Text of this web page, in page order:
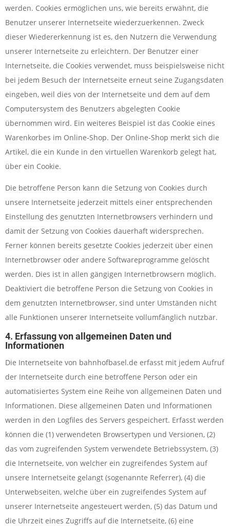
werden. Cookies ermöglichen uns, wie bereits erwähnt, die
Benutzer unserer Internetseite wiederzuerkennen. Zweck
dieser Wiedererkennung ist es, den Nutzern die Verwendung
unserer Internetseite zu erleichtern. Der Benutzer einer
Internetseite, die Cookies verwendet, muss beispielsweise nicht
bei jedem Besuch der Internetseite erneut seine Zugangsdaten
eingeben, weil dies von der Internetseite und dem auf dem
Computersystem des Benutzers abgelegten Cookie
übernommen wird. Ein weiteres Beispiel ist das Cookie eines
Warenkorbes im Online-Shop. Der Online-Shop merkt sich die
Artikel, die ein Kunde in den virtuellen Warenkorb gelegt hat,
über ein Cookie.
Die betroffene Person kann die Setzung von Cookies durch
unsere Internetseite jederzeit mittels einer entsprechenden
Einstellung des genutzten Internetbrowsers verhindern und
damit der Setzung von Cookies dauerhaft widersprechen.
Ferner können bereits gesetzte Cookies jederzeit über einen
Internetbrowser oder andere Softwareprogramme gelöscht
werden. Dies ist in allen gängigen Internetbrowsern möglich.
Deaktiviert die betroffene Person die Setzung von Cookies in
dem genutzten Internetbrowser, sind unter Umständen nicht
alle Funktionen unserer Internetseite vollumfänglich nutzbar.
4. Erfassung von allgemeinen Daten und
Informationen
Die Internetseite von bahnhofbasel.de erfasst mit jedem Aufruf
der Internetseite durch eine betroffene Person oder ein
automatisiertes System eine Reihe von allgemeinen Daten und
Informationen. Diese allgemeinen Daten und Informationen
werden in den Logfiles des Servers gespeichert. Erfasst werden
können die (1) verwendeten Browsertypen und Versionen, (2)
das vom zugreifenden System verwendete Betriebssystem, (3)
die Internetseite, von welcher ein zugreifendes System auf
unsere Internetseite gelangt (sogenannte Referrer), (4) die
Unterwebseiten, welche über ein zugreifendes System auf
unserer Internetseite angesteuert werden, (5) das Datum und
die Uhrzeit eines Zugriffs auf die Internetseite, (6) eine